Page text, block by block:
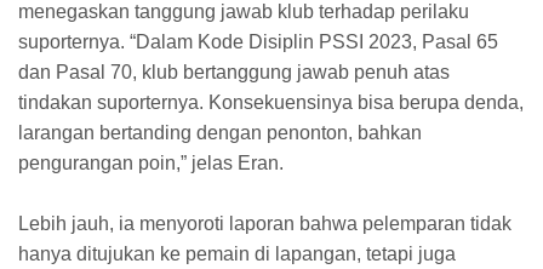
menegaskan tanggung jawab klub terhadap perilaku
suporternya. “Dalam Kode Disiplin PSSI 2023, Pasal 65
dan Pasal 70, klub bertanggung jawab penuh atas
tindakan suporternya. Konsekuensinya bisa berupa denda,
larangan bertanding dengan penonton, bahkan
pengurangan poin,” jelas Eran.
Lebih jauh, ia menyoroti laporan bahwa pelemparan tidak
hanya ditujukan ke pemain di lapangan, tetapi juga